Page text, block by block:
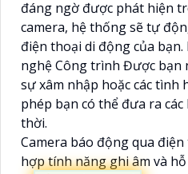
đáng ngờ được phát hiện
camera, hệ thống sẽ tự
điện thoại di động của
nghệ Công trình Được bạn
sự xâm nhập hoặc các tình
phép bạn có thể đưa ra
thời.
Camera báo động qua
hợp tính năng ghi âm và